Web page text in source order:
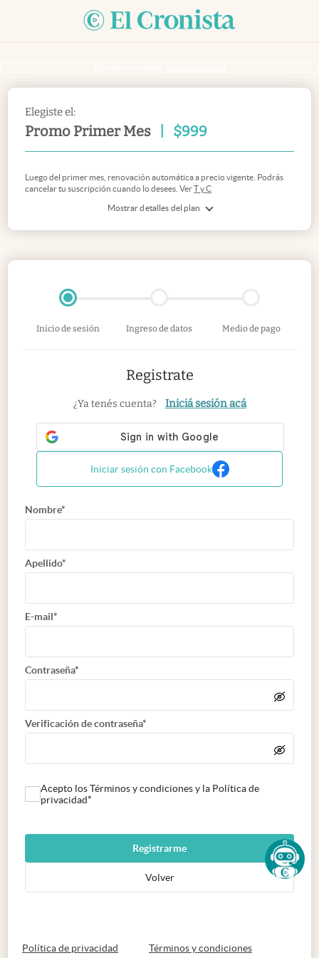
Elegiste el:
Promo Primer Mes $999
Mostrar detalles del plan
Luego del primer mes, renovación automática a precio vigente. Podrás
cancelar tu suscripción cuando lo desees. VerT y C
Inicio de sesión Ingreso de datos Medio de pago
Registrate
¿Ya tenés cuenta? Iniciá sesión acá
Iniciar sesión con Facebook
Nombre*
Apellido*
E-mail*
Contraseña*
Verificación de contraseña*
Acepto los Términos y condiciones y la Política de
privacidad*
Registrarme
Volver
Política de privacidad abre en nueva pestaña
Términos y condicionesabre en nueva